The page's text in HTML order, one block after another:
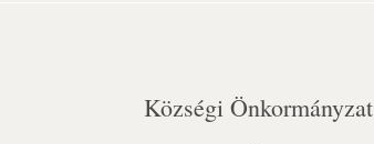
Községi Önkormányzat